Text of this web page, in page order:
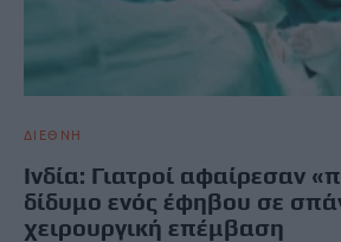
ΔΙΕΘΝΗ
Ινδία: Γιατροί αφαίρεσαν
δίδυμο ενός έφηβου σε
χειρουργική επέμβαση